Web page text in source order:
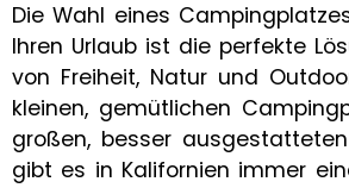
Die Wahl eines
Ihren Urlaub ist die perfekte
von Freiheit, Natur und
kleinen, gemütlichen
großen, besser
gibt es in Kalifornien immer